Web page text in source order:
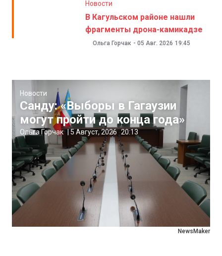
Новости
В Кагульском районе нашли
фрагменты дрона-камикадзе
Ольга Горчак - 05 Авг. 2026 19:45
NewsMaker
Новости
Санду: «Выборы в Гагаузии
могут пройти до конца года»
Ольга Горчак |5 Август, 2026 20:13